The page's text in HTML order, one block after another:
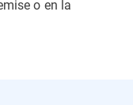
o en la